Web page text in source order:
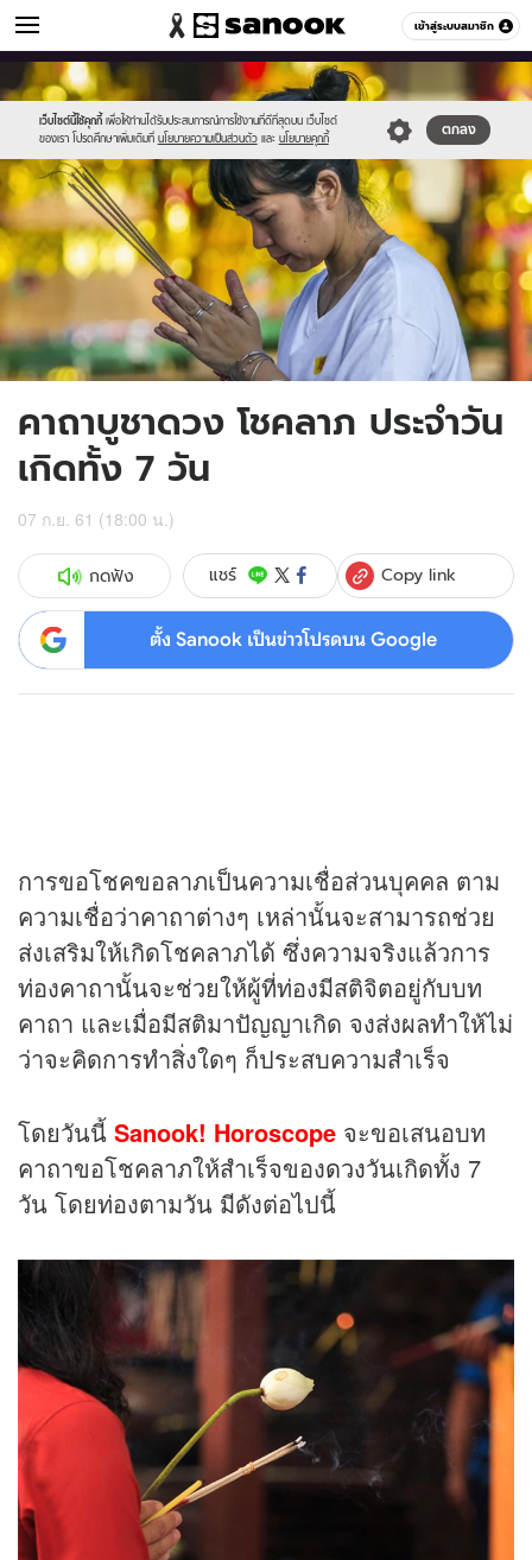
เข้าสู่ระบบสมาชิก
ดูดวง หมวดอื่นๆ
เว็บไซต์นี้ใช้คุกกี้ เพื่อให้ท่านได้รับประสบการณ์การใช้งานที่ดีที่สุดบน เว็บไซต์
ของเรา โปรดศึกษาเพิ่มเติมที่ นโยบายความเป็นส่วนตัว และ นโยบายคุกกี้
ตกลง
Sanook
//s.isanook.com/sr/0/images/logo-
new-
sanook.png
600
60
//s.isanook.com/ho/0/ud/29/146497/dd.jpg
คาถาบูชาดวง โชคลาภ ประจำวัน
เกิดทั้ง 7 วัน
07 ก.ย. 61 (18:00 น.)
กดฟัง แชร์ Copy link
ตั้ง Sanook เป็นข่าวโปรดบน Google
การขอโชคขอลาภเป็นความเชื่อส่วนบุคคล ตาม
ความเชื่อว่าคาถาต่างๆ เหล่านั้นจะสามารถช่วย
ส่งเสริมให้เกิดโชคลาภได้ ซึ่งความจริงแล้วการ
ท่องคาถานั้นจะช่วยให้ผู้ที่ท่องมีสติจิตอยู่กับบท
คาถา และเมื่อมีสติมาปัญญาเกิด จงส่งผลทำให้ไม่
ว่าจะคิดการทำสิ่งใดๆ ก็ประสบความสำเร็จ
โดยวันนี้ Sanook! Horoscope จะขอเสนอบท
คาถาขอโชคลาภให้สำเร็จของดวงวันเกิดทั้ง 7
วัน โดยท่องตามวัน มีดังต่อไปนี้